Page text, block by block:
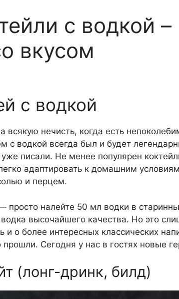
с водкой –
вкусом
с водкой
всякую нечисть, когда есть
с водкой всегда был и будет
писали. Не менее популярен
адаптировать к домашним
и перцем.
налейте 50 мл водки в
высочайшего качества. Но это
и о более интересных классических
Сегодня у нас в гостях новые
(лонг-дринк, билд)